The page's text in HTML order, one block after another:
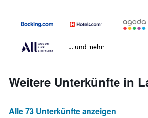
… und mehr
Weitere Unterkünfte in
Alle 73 Unterkünfte anzeigen